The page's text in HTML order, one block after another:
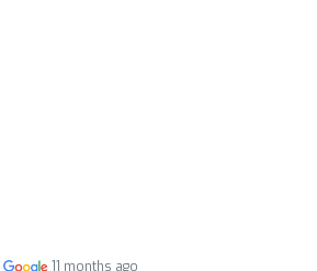
11 months ago